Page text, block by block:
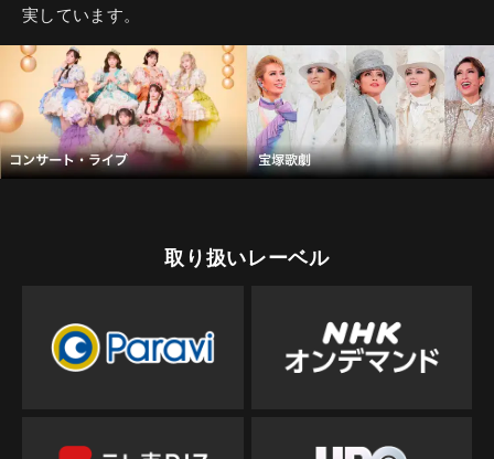
実しています。
取り扱いレーベル